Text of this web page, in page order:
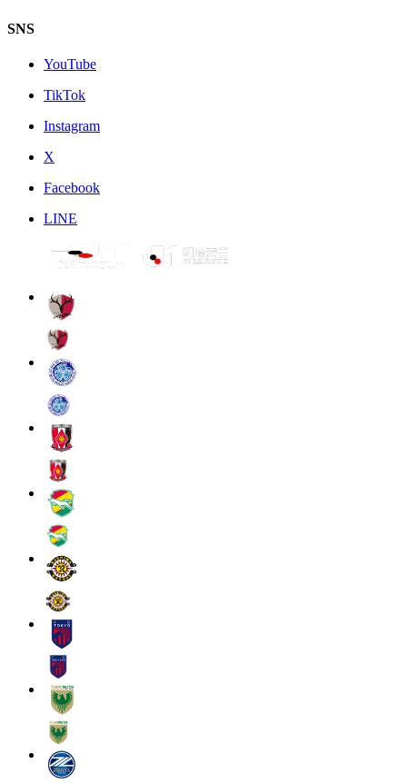
SNS
YouTube
TikTok
Instagram
X
Facebook
LINE